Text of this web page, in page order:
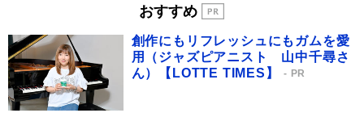
おすすめ
創作にもリフレッシュにもガムを愛
用（ジャズピアニスト 山中千尋さ
ん）【LOTTE TIMES】
PR